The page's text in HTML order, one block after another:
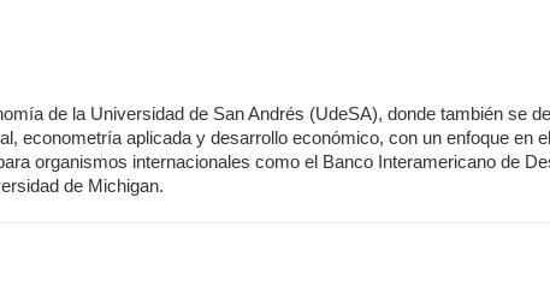
de la Universidad de San Andrés (UdeSA), donde también se
econometría aplicada y desarrollo económico, con un enfoque en
organismos internacionales como el Banco Interamericano de
de Michigan.